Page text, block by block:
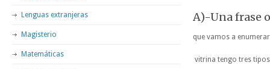
A)-Una frase
que vamos a
vitrina tengo tres
Lenguas extranjeras
Magisterio
Matemáticas